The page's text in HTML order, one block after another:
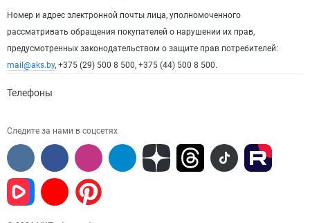
Номер и адрес электронной почты лица, уполномоченного
рассматривать обращения покупателей о нарушении их прав,
предусмотренных законодательством о защите прав потребителей:
mail@aks.by, +375 (29) 500 8 500, +375 (44) 500 8 500.
Телефоны
Следите за нами в соцсетях